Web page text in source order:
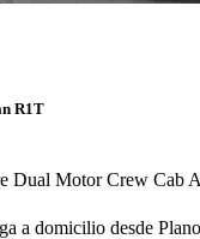
R1T
a domicilio desde